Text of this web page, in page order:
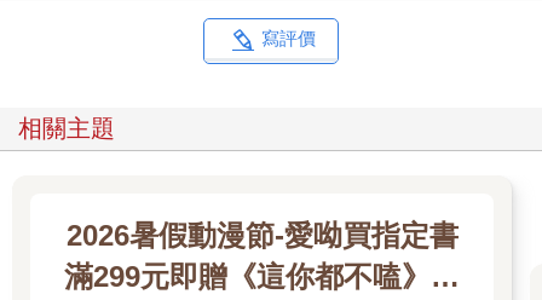
寫評價
相關主題
2026暑假動漫節-愛呦買指定書
滿299元即贈《這你都不嗑》文